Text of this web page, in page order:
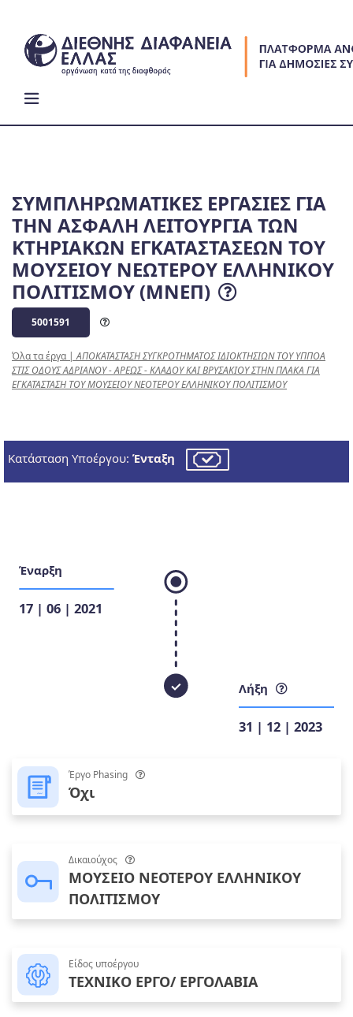
content
ΣΥΜΠΛΗΡΩΜΑΤΙΚΕΣ ΕΡΓΑΣΙΕΣ ΓΙΑ
ΤΗΝ ΑΣΦΑΛΗ ΛΕΙΤΟΥΡΓΙΑ ΤΩΝ
ΚΤΗΡΙΑΚΩΝ ΕΓΚΑΤΑΣΤΑΣΕΩΝ ΤΟΥ
ΜΟΥΣΕΙΟΥ ΝΕΩΤΕΡΟΥ ΕΛΛΗΝΙΚΟΥ
ΠΟΛΙΤΙΣΜΟΥ (ΜΝΕΠ)
5001591
Όλα τα έργα|ΑΠΟΚΑΤΑΣΤΑΣΗ ΣΥΓΚΡΟΤΗΜΑΤΟΣ ΙΔΙΟΚΤΗΣΙΩΝ ΤΟΥ ΥΠΠΟA
ΣΤΙΣ ΟΔΟΥΣ ΑΔΡΙΑΝΟΥ - ΑΡΕΩΣ - ΚΛΑΔΟΥ ΚΑΙ ΒΡΥΣΑΚΙΟΥ ΣΤΗΝ ΠΛΑΚΑ ΓΙΑ
ΕΓΚΑΤΑΣΤΑΣΗ ΤΟΥ ΜΟΥΣΕΙΟΥ ΝΕΟΤΕΡΟΥ ΕΛΛΗΝΙΚΟΥ ΠΟΛΙΤΙΣΜΟΥ
Κατάσταση Υποέργου: Ένταξη
Έναρξη
17 | 06 | 2021
Λήξη
31 | 12 | 2023
Έργο Phasing
Όχι
Δικαιούχος
ΜΟΥΣΕΙΟ ΝΕΟΤΕΡΟΥ ΕΛΛΗΝΙΚΟΥ
ΠΟΛΙΤΙΣΜΟΥ
Είδος υποέργου
ΤΕΧΝΙΚΟ ΕΡΓΟ/ ΕΡΓΟΛΑΒΙΑ